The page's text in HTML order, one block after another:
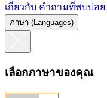
เกี่ยวกับ คำถามที่พบบ่อย
ภาษา (Languages)
เลือกภาษาของคุณ